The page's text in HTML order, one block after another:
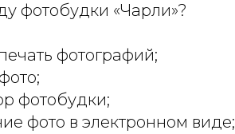
фотобудки «Чарли»?
фотографий;
фотобудки;
фото в электронном виде;